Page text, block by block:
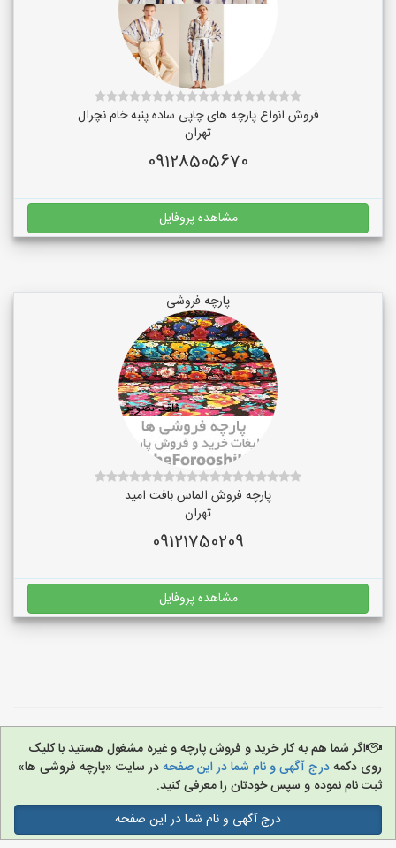
فروش انواع پارچه های چاپی ساده پنبه خام نچرال
تهران
09128505670
مشاهده پروفایل
پارچه فروشی
پارچه فروش الماس بافت امید
تهران
09121750209
مشاهده پروفایل
اگر شما هم به کار خرید و فروش پارچه و غیره مشغول هستید با کلیک
روی دکمهدرج آگهی و نام شما در این صفحهدر سایت «پارچه فروشی ها»
ثبت نام نموده و سپس خودتان را معرفی کنید.
درج آگهی و نام شما در این صفحه